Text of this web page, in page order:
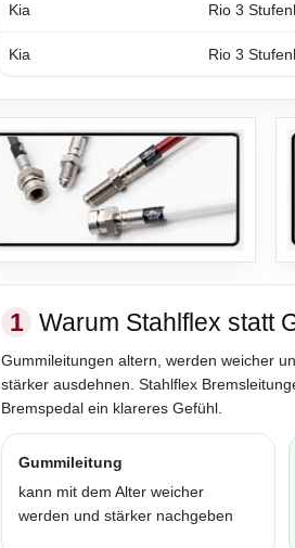
Kia Rio 3
Kia Rio 3
1 Warum Stahlflex statt
Gummileitungen altern, werden weicher
stärker ausdehnen. Stahlflex
Bremspedal ein klareres Gefühl.
Gummileitung
kann mit dem Alter weicher
werden und stärker nachgeben